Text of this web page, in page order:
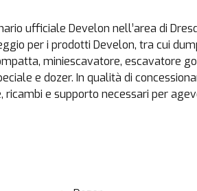
ufficiale Develon nell’area di
per i prodotti Develon, tra cui
miniescavatore, escavatore
e dozer. In qualità di
ricambi e supporto necessari per